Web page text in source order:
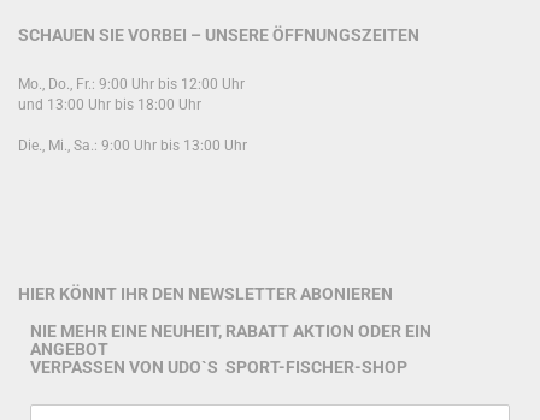
SCHAUEN SIE VORBEI – UNSERE ÖFFNUNGSZEITEN
Mo., Do., Fr.: 9:00 Uhr bis 12:00 Uhr
und 13:00 Uhr bis 18:00 Uhr
Die., Mi., Sa.: 9:00 Uhr bis 13:00 Uhr
HIER KÖNNT IHR DEN NEWSLETTER ABONIEREN
NIE MEHR EINE NEUHEIT, RABATT AKTION ODER EIN
ANGEBOT
VERPASSEN VON UDO`S SPORT-FISCHER-SHOP